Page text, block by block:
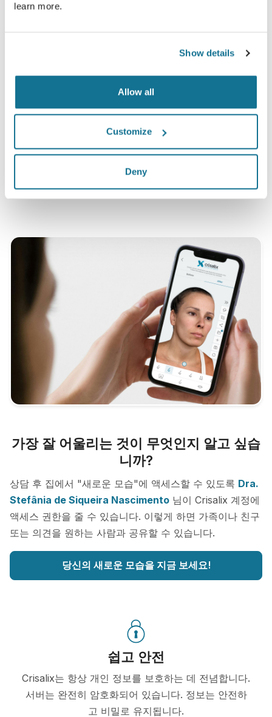
learn more.
Show details
Allow all
Customize
Deny
만족
여성들 중 100%가 수술 전에 Crisalix 3D 시뮬레이
션을 보고 나서 수술한 것에 대해 만족하거나 아주 만
족한다고 말했습니다.*
*2010년 5월과 2011년 9월 사이 스위스에서 가슴 확대술 받은 환자
의 온라인 조사.
가장 잘 어울리는 것이 무엇인지 알고 싶습
니까?
상담 후 집에서 "새로운 모습"에 액세스할 수 있도록 Dra.
Stefânia de Siqueira Nascimento 님이 Crisalix 계정에
액세스 권한을 줄 수 있습니다. 이렇게 하면 가족이나 친구
또는 의견을 원하는 사람과 공유할 수 있습니다.
당신의 새로운 모습을 지금 보세요!
쉽고 안전
Crisalix는 항상 개인 정보를 보호하는 데 전념합니다.
서버는 완전히 암호화되어 있습니다. 정보는 안전하
고 비밀로 유지됩니다.